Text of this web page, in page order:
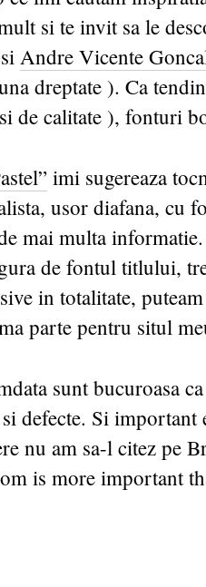
si te invit sa le
si Andre Vicente
dreptate ). Ca
de calitate ), fonturi
imi sugereaza
usor diafana, cu
mai multa
de fontul titlului,
in totalitate,
parte pentru situl
sunt bucuroasa
defecte. Si important
nu am sa-l citez pe
is more important